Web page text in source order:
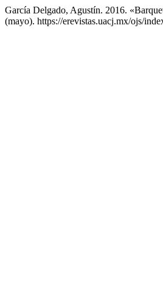
García Delgado, Agustín. 2016.
(mayo). https://erevistas.uacj.mx/ojs/